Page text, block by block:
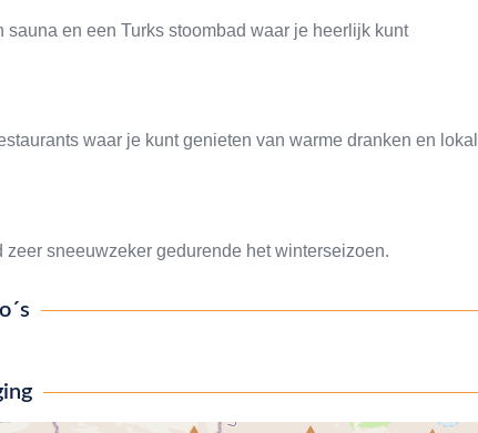
en een Turks stoombad waar je heerlijk kunt
waar je kunt genieten van warme dranken en
sneeuwzeker gedurende het winterseizoen.